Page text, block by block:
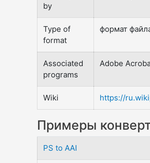
by
Type of
format
формат
Associated
programs
Adobe
Wiki https://
Примеры
PS to AAI